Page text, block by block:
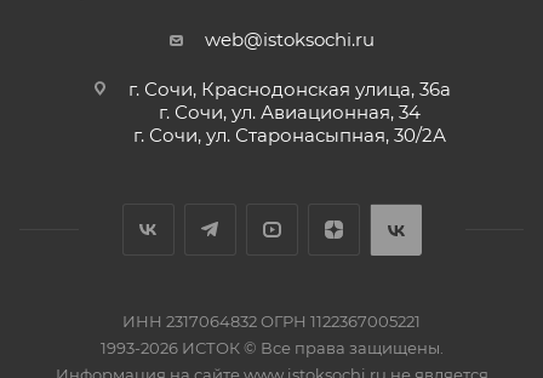
web@istoksochi.ru
г. Сочи, Краснодонская улица, 36а
г. Сочи, ул. Авиационная, 34
г. Сочи, ул. Старонасыпная, 30/2А
ИНН 2317064832 ОГРН 1122367005221
1993-2026 ИСТОК © Все права защищены.